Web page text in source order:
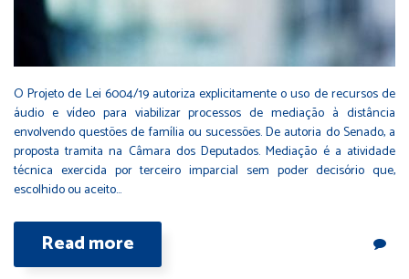
O Projeto de Lei 6004/19 autoriza explicitamente o uso de recursos de
áudio e vídeo para viabilizar processos de mediação à distância
envolvendo questões de família ou sucessões. De autoria do Senado, a
proposta tramita na Câmara dos Deputados. Mediação é a atividade
técnica exercida por terceiro imparcial sem poder decisório que,
escolhido ou aceito…
Read more